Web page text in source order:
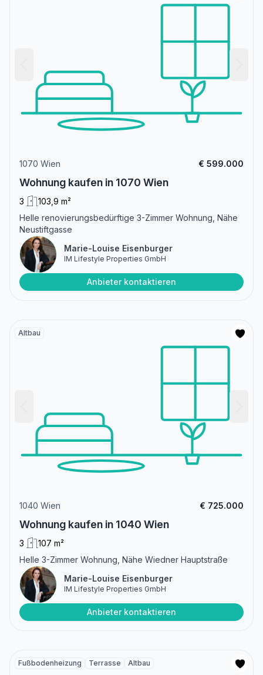
1070 Wien € 599.000
Wohnung kaufen in 1070 Wien
3
103,9 m²
Helle renovierungsbedürftige 3-Zimmer Wohnung, Nähe
Neustiftgasse
Marie-Louise Eisenburger
IM Lifestyle Properties GmbH
Anbieter kontaktieren
Altbau
1040 Wien € 725.000
Wohnung kaufen in 1040 Wien
3
107 m²
Helle 3-Zimmer Wohnung, Nähe Wiedner Hauptstraße
Marie-Louise Eisenburger
IM Lifestyle Properties GmbH
Anbieter kontaktieren
Fußbodenheizung Terrasse Altbau